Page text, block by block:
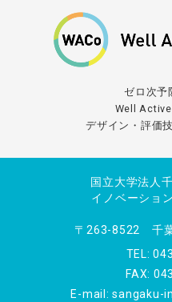
ゼロ次予
Well
デザイン・評価
国立大学法人
イノベーショ
〒263-8522 千
TEL:
FAX:
E-mail: sangaku-